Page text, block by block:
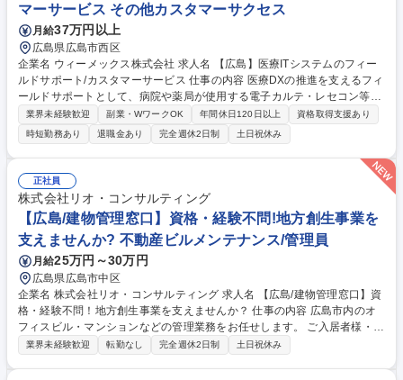
事業立ち上げ
マーサービス その他カスタマーサクセス
月給37万円以上
広島県広島市西区
企業名 ウィーメックス株式会社 求人名 【広島】医療ITシステムのフィー
ルドサポート/カスタマーサービス 仕事の内容 医療DXの推進を支えるフィ
ールドサポートとして、病院や薬局が使用する電子カルテ・レセコン等の
障害対応、導入時のネットワーク構築支援、顧客や代理店との折衝などを
お任せします。 (1)現地・リモートでの障害切り分けと解決策の提示 (2)導
入時のネットワーク構築支援と環境調査 (3)営業からの困難案件の引き継
ぎ、顧客・代理店とのクロージング交渉 (4)カスタマーボイスの収集と製
品改善へのフィードバック (5)セキュリティやネットワーク構成の改善提
案 現場と技術職の架け橋となり、医療DXの基盤を支える重要な役割で
す。 募集職種 【広島】医療ITシステムのフィールドサポート/カスタマー
サービス
業界未経験歓迎 副業・WワークOK 年間休日120日以上
資格取得支援あり
時短勤務あり
退職金あり 完全週休2日制 土日祝休み
正社員
株式会社リオ・コンサルティング
【広島/建物管理窓口】資格・経験不問!地方創生事業を
支えませんか? 不動産ビルメンテナンス/管理員
月給25万円～30万円
広島県広島市中区
企業名 株式会社リオ・コンサルティング 求人名 【広島/建物管理窓口】資
格・経験不問！地方創生事業を支えませんか？ 仕事の内容 広島市内のオ
フィスビル・マンションなどの管理業務をお任せします。 ご入居者様・ご
利用者様が安心して毎日を過ごせるように、様々なサポートをお願いしま
業界未経験歓迎 転勤なし 完全週休2日制 土日祝休み